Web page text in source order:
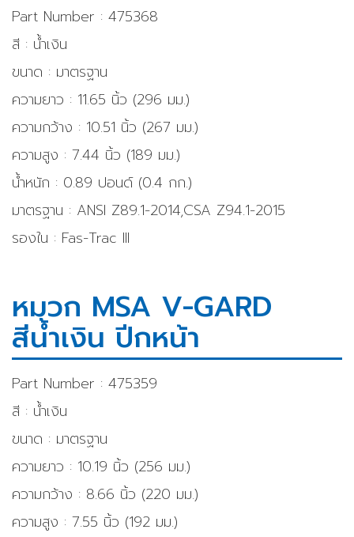
Part Number : 475368
สี : น้ำเงิน
ขนาด : มาตรฐาน
ความยาว : 11.65 นิ้ว (296 มม.)
ความกว้าง : 10.51 นิ้ว (267 มม.)
ความสูง : 7.44 นิ้ว (189 มม.)
น้ำหนัก : 0.89 ปอนด์ (0.4 กก.)
มาตรฐาน : ANSI Z89.1-2014,CSA Z94.1-2015
รองใน : Fas-Trac III
หมวก MSA V-GARD
สีน้ำเงิน ปีกหน้า
Part Number : 475359
สี : น้ำเงิน
ขนาด : มาตรฐาน
ความยาว : 10.19 นิ้ว (256 มม.)
ความกว้าง : 8.66 นิ้ว (220 มม.)
ความสูง : 7.55 นิ้ว (192 มม.)